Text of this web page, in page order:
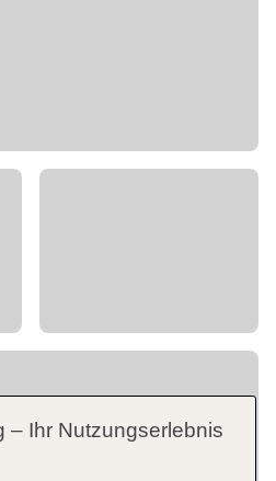
– Ihr Nutzungserlebnis